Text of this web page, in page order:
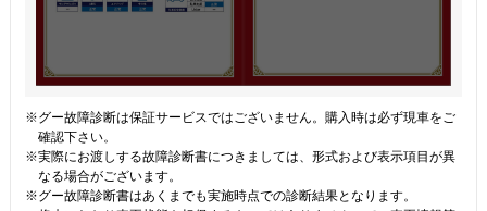
※グー故障診断は保証サービスではございません。購入時は必ず現車をご
確認下さい。
※実際にお渡しする故障診断書につきましては、形式および表示項目が異
なる場合がございます。
※グー故障診断書はあくまでも実施時点での診断結果となります。